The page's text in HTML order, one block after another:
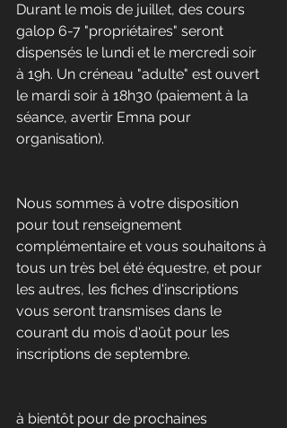
Durant le mois de juillet, des cours
galop 6-7 "propriétaires" seront
dispensés le lundi et le mercredi soir
à 19h. Un créneau "adulte" est ouvert
le mardi soir à 18h30 (paiement à la
séance, avertir Emna pour
organisation).
Nous sommes à votre disposition
pour tout renseignement
complémentaire et vous souhaitons à
tous un très bel été équestre, et pour
les autres, les fiches d'inscriptions
vous seront transmises dans le
courant du mois d'août pour les
inscriptions de septembre.
à bientôt pour de prochaines